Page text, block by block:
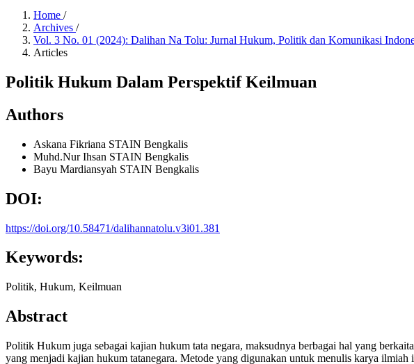
Home /
Archives /
Vol. 3 No. 01 (2024): Dalihan Na Tolu: Jurnal Hukum, Politik dan Komunikasi
Articles
Politik Hukum Dalam Perspektif Keilmuan
Authors
Askana Fikriana STAIN Bengkalis
Muhd.Nur Ihsan STAIN Bengkalis
Bayu Mardiansyah STAIN Bengkalis
DOI:
https://doi.org/10.58471/dalihannatolu.v3i01.381
Keywords:
Politik, Hukum, Keilmuan
Abstract
Politik Hukum juga sebagai kajian hukum tata negara, maksudnya berbagai hal yang
yang menjadi kajian hukum tatanegara. Metode yang digunakan untuk menulis karya